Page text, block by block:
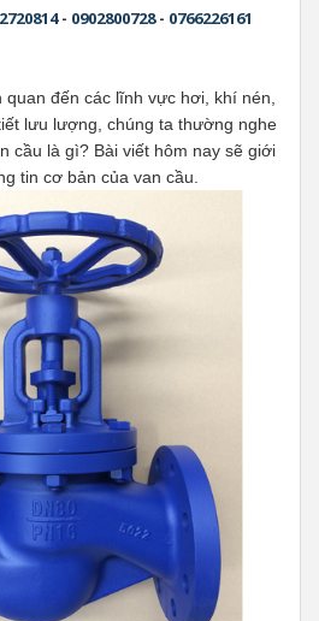
- 0902800728- 0766226161
đến các lĩnh vực hơi, khí nén,
lưu lượng, chúng ta thường nghe
cầu là gì? Bài viết hôm nay sẽ giới
tin cơ bản của van cầu.